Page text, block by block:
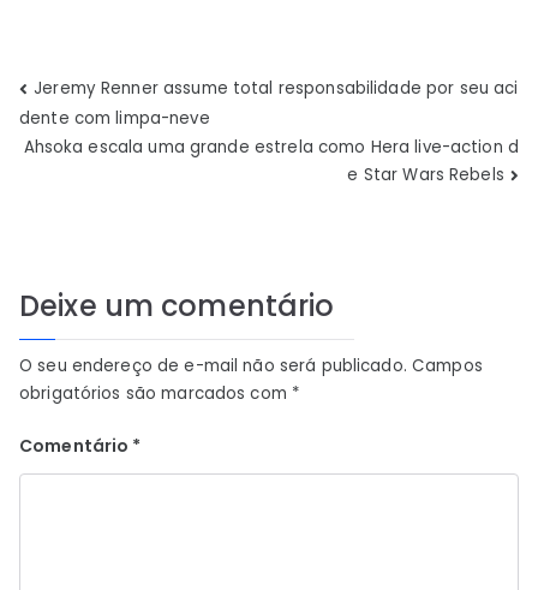
Navegação
de
Jeremy Renner assume total responsabilidade por seu aci
dente com limpa-neve
Ahsoka escala uma grande estrela como Hera live-action d
e Star Wars Rebels
Deixe um comentário
O seu endereço de e-mail não será publicado. Campos
obrigatórios são marcados com *
Comentário *